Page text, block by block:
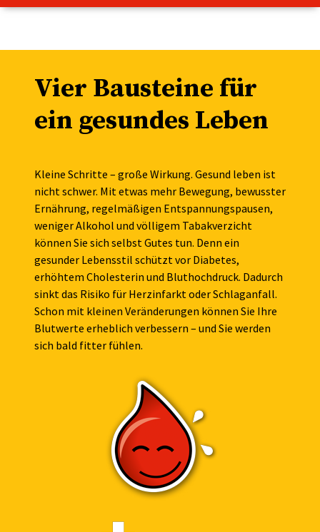
Vier Bausteine für
ein gesundes Leben
Kleine Schritte – große Wirkung. Gesund leben ist
nicht schwer. Mit etwas mehr Bewegung, bewusster
Ernährung, regelmäßigen Entspannungspausen,
weniger Alkohol und völligem Tabakverzicht
können Sie sich selbst Gutes tun. Denn ein
gesunder Lebensstil schützt vor Diabetes,
erhöhtem Cholesterin und Bluthochdruck. Dadurch
sinkt das Risiko für Herzinfarkt oder Schlaganfall.
Schon mit kleinen Veränderungen können Sie Ihre
Blutwerte erheblich verbessern – und Sie werden
sich bald fitter fühlen.